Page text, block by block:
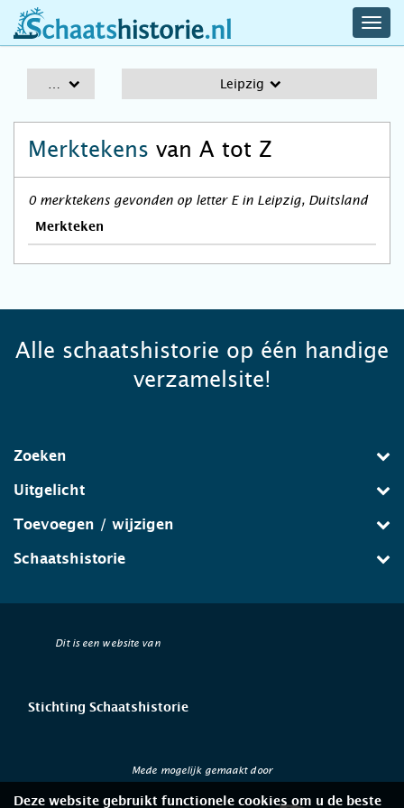
schaatshistorie.nl
Leipzig
Merktekens van A tot Z
0 merktekens gevonden op letter E in Leipzig, Duitsland
Merkteken
Alle schaatshistorie op één handige
verzamelsite!
Zoeken
Uitgelicht
Toevoegen / wijzigen
Schaatshistorie
Dit is een website van
Stichting Schaatshistorie
Mede mogelijk gemaakt door
Deze website gebruikt functionele cookies om u de beste